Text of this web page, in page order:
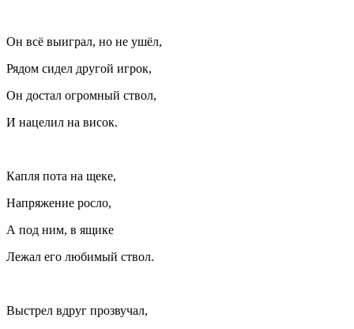
Он всё выиграл, но не ушёл,
Рядом сидел другой игрок,
Он достал огромный ствол,
И нацелил на висок.
Капля пота на щеке,
Напряжение росло,
А под ним, в ящике
Лежал его любимый ствол.
Выстрел вдруг прозвучал,